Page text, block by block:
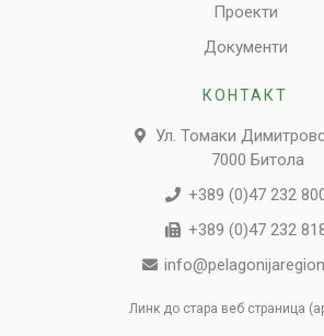
Проекти
Документи
КОНТАКТ
Ул. Томаки
7000 Битола
+389 (0)47 232
+389 (0)47 232
Линк до стара веб страница